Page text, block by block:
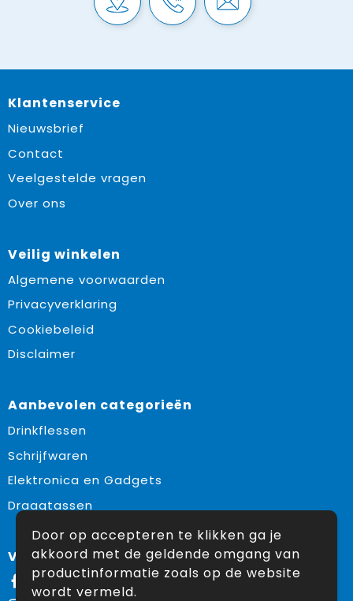
Klantenservice
Nieuwsbrief
Contact
Veelgestelde vragen
Over ons
Veilig winkelen
Algemene voorwaarden
Privacyverklaring
Cookiebeleid
Disclaimer
Aanbevolen categorieën
Drinkflessen
Schrijfwaren
Elektronica en Gadgets
Draagtassen
Volg ons op:
Facebook
Door op accepteren te klikken ga je
akkoord met de geldende omgang van
productinformatie zoals op de website
wordt vermeld.